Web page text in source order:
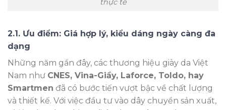
thực tế
2.1. Ưu điểm: Giá hợp lý, kiểu dáng ngày càng đa
dạng
Những năm gần đây, các thương hiệu giày da Việt
Nam như CNES, Vina-Giầy, Laforce, Toldo, hay
Smartmen đã có bước tiến vượt bậc về chất lượng
và thiết kế. Với việc đầu tư vào dây chuyền sản xuất,